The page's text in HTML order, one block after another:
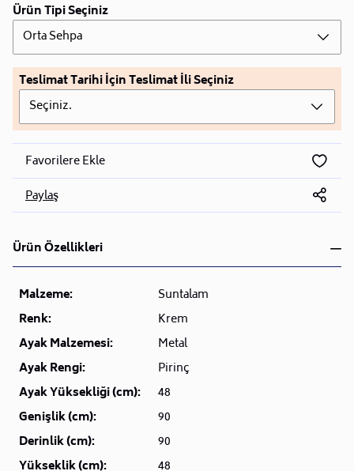
Ürün Tipi Seçiniz
Orta Sehpa
Teslimat Tarihi İçin Teslimat İli Seçiniz
Seçiniz.
Favorilere Ekle
Paylaş
Ürün Özellikleri
Malzeme:
Suntalam
Renk:
Krem
Ayak Malzemesi:
Metal
Ayak Rengi:
Pirinç
Ayak Yüksekliği (cm):
48
Genişlik (cm):
90
Derinlik (cm):
90
Yükseklik (cm):
48